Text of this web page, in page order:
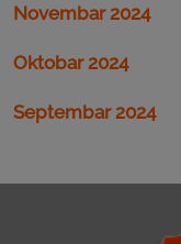
Novembar 2024
Oktobar 2024
Septembar 2024